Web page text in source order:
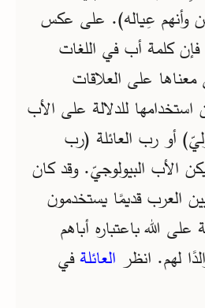
وأنهم عِياله). على عكس
فإن كلمة أب في اللغات
على العلاقات
استخدامها للدلالة على الأب
أو رب العائلة (رب
الأب البيولوجيّ. وقد كان
العرب قديمًا يستخدمون
الله باعتباره أباهم
لهم. انظر العائلةفي